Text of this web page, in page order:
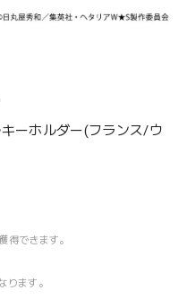
ーホルダー(フランス/ウ
得できます。
ります。